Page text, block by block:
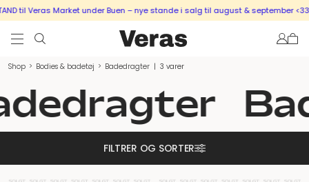
til Veras Market under Buen – nye stande i salg til august & september <333
Shop > Bodies & badetøj > Badedragter | 3 varer
FILTRER OG SORTER